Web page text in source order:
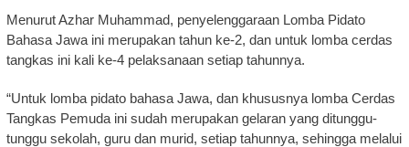
Menurut Azhar Muhammad, penyelenggaraan Lomba Pidato
Bahasa Jawa ini merupakan tahun ke-2, dan untuk lomba cerdas
tangkas ini kali ke-4 pelaksanaan setiap tahunnya.
“Untuk lomba pidato bahasa Jawa, dan khususnya lomba Cerdas
Tangkas Pemuda ini sudah merupakan gelaran yang ditunggu-
tunggu sekolah, guru dan murid, setiap tahunnya, sehingga melalui